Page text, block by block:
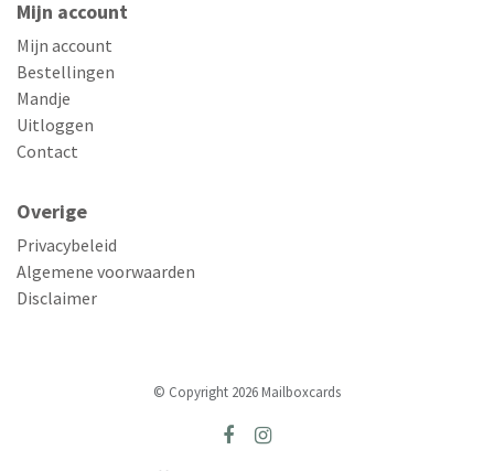
Mijn account
Mijn account
Bestellingen
Mandje
Uitloggen
Contact
Overige
Privacybeleid
Algemene voorwaarden
Disclaimer
© Copyright 2026 Mailboxcards